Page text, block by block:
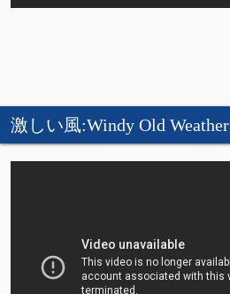
激しい風:Windy Old Weather